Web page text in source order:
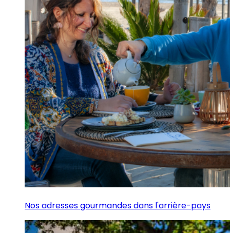
Nos adresses gourmandes dans l'arrière-pays